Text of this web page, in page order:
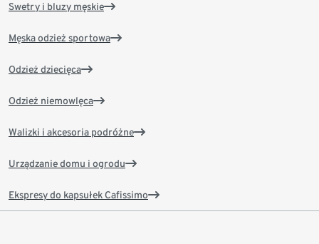
Swetry i bluzy męskie
Męska odzież sportowa
Odzież dziecięca
Odzież niemowlęca
Walizki i akcesoria podróżne
Urządzanie domu i ogrodu
Ekspresy do kapsułek Cafissimo